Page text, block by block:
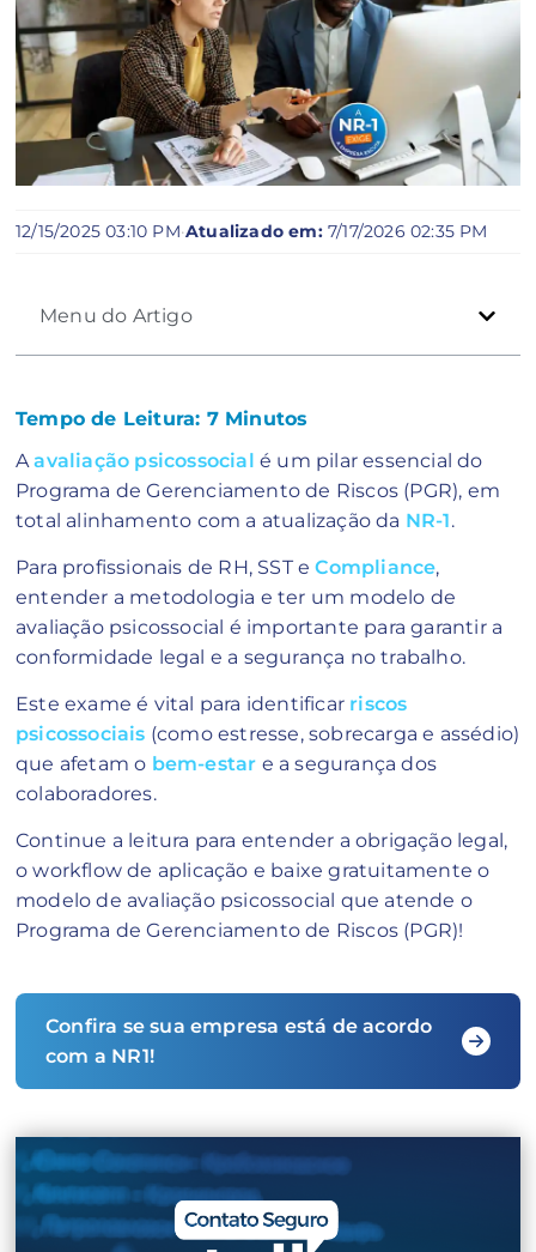
12/15/2025 03:10 PM·Atualizado em:7/17/2026 02:35 PM
Menu do Artigo
Tempo de Leitura: 7 Minutos
Aavaliação psicossocial é um pilar essencial do
Programa de Gerenciamento de Riscos (PGR), em
total alinhamento com a atualização da NR-1.
Para profissionais de RH, SST eCompliance,
entender a metodologia e ter um modelo de
avaliação psicossocial é importante para garantir a
conformidade legal e a segurança no trabalho.
Este exame é vital para identificar riscos
psicossociais (como estresse, sobrecarga e assédio)
que afetam o bem-estar e a segurança dos
colaboradores.
Continue a leitura para entender a obrigação legal,
o workflow de aplicação e baixe gratuitamente o
modelo de avaliação psicossocial que atende o
Programa de Gerenciamento de Riscos (PGR)!
Confira se sua empresa está de acordo
com a NR1!